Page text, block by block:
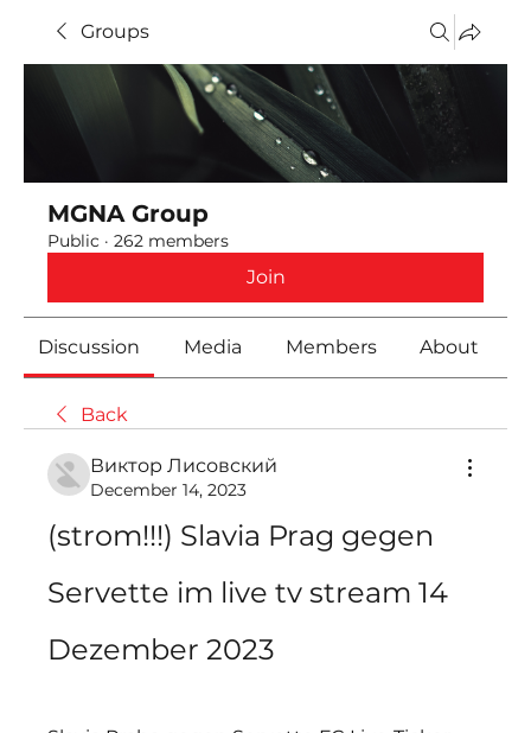
Groups
MGNA Group
Public · 262 members
Join
Discussion Media Members About
Back
Виктор Лисовский
December 14, 2023
(strom!!!) Slavia Prag gegen
Servette im live tv stream 14
Dezember 2023